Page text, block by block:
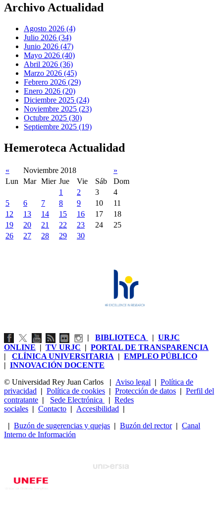
Archivo Actualidad
Agosto 2026 (4)
Julio 2026 (34)
Junio 2026 (47)
Mayo 2026 (40)
Abril 2026 (36)
Marzo 2026 (45)
Febrero 2026 (29)
Enero 2026 (20)
Diciembre 2025 (24)
Noviembre 2025 (23)
Octubre 2025 (30)
Septiembre 2025 (19)
Hemeroteca Actualidad
« Noviembre 2018
»
Lun
Mar Mier Jue Vie Sáb
Dom
1
2 3
4
5
6 7 8 9 10
11
12
13 14 15 16 17
18
19
20 21 22 23 24
25
26
27 28 29 30
| BIBLIOTECA | URJC
ONLINE | TV URJC | PORTAL DE TRANSPARENCIA
| CLÍNICA UNIVERSITARIA | EMPLEO PÚBLICO
| INNOVACIÓN DOCENTE
© Universidad Rey Juan Carlos
| Aviso legal | Política de
privacidad | Política de cookies | Protección de datos | Perfil del
contratante | Sede Electrónica | Redes
sociales | Contacto | Accesibilidad |
| Buzón de sugerencias y quejas | Buzón del rector| Canal
Interno de Información